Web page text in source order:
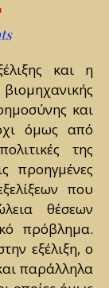
και
όμως από
της
προηγμένες
που
θέσεων
πρόβλημα.
εξέλιξη, ο
παράλληλα